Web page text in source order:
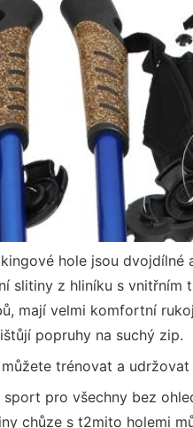
hole jsou dvojdílné
slitiny z hliníku s vnitřním
mají velmi komfortní
popruhy na suchý zip.
trénovat a
sport pro všechny bez
chůze s t2mito holemi